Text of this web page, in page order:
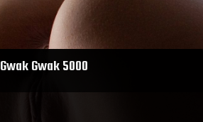
Gwak Gwak 5000